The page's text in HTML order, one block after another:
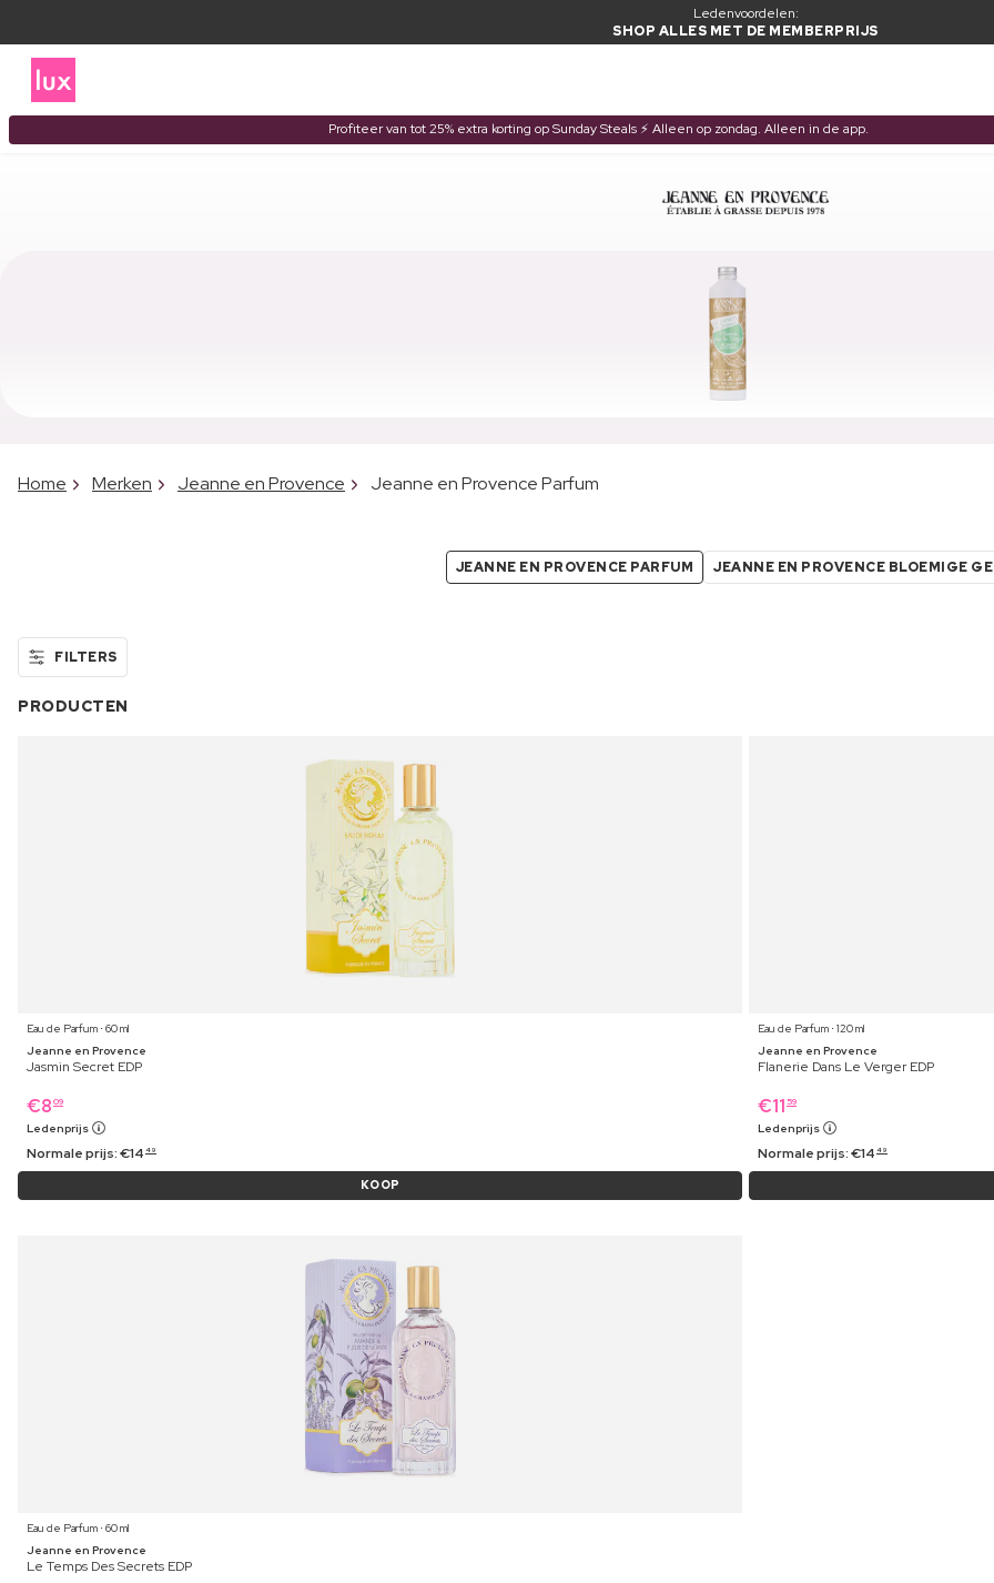
Ledenvoordelen:
SHOP ALLES MET DE MEMBERPRIJS
Profiteer van tot 25% extra korting op Sunday Steals ⚡ Alleen op zondag. Alleen in de app.
Home Merken Jeanne en Provence Jeanne en Provence Parfum
JEANNE EN PROVENCE PARFUM JEANNE EN PROVENCE BLOEMIGE
FILTERS
PRODUCTEN
Eau de Parfum ⋅ 60 ml
Jeanne en Provence
Jasmin Secret EDP
€8 09
Ledenprijs
Normale prijs:€14 49
KOOP
Eau de Parfum ⋅ 120 ml
Jeanne en Provence
Flanerie Dans Le Verger EDP
€11 59
Ledenprijs
Normale prijs:€14 49
Eau de Parfum ⋅ 60 ml
Jeanne en Provence
Le Temps Des Secrets EDP